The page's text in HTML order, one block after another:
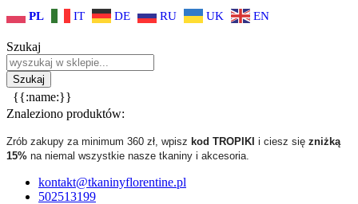
PL IT DE RU UK EN
Szukaj
{{:name:}}
Znaleziono produktów:
Zrób zakupy za minimum 360 zł, wpisz kod TROPIKI i ciesz się zniżką
15% na niemal wszystkie nasze tkaniny i akcesoria.
kontakt@tkaninyflorentine.pl
502513199